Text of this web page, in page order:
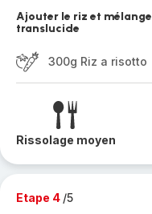
Ajouter le riz et
translucide
300g Riz a risotto
Rissolage moyen
Etape 4 /5